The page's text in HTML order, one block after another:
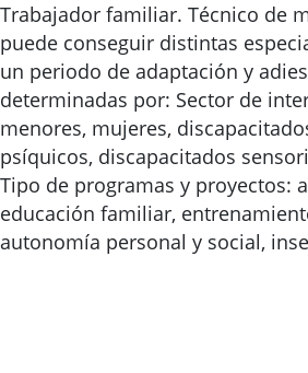
Trabajador familiar. Técnico de
puede conseguir distintas
un periodo de adaptación y
determinadas por: Sector de
menores, mujeres,
psíquicos, discapacitados
Tipo de programas y proyectos:
educación familiar,
autonomía personal y social,